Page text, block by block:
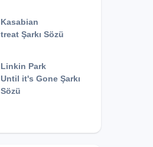
Kasabian
treat Şarkı Sözü
Linkin Park
Until it's Gone Şarkı
Sözü